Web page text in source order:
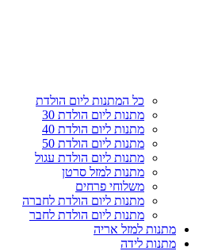
כל המתנות ליום הולדת
מתנות ליום הולדת 30
מתנות ליום הולדת 40
מתנות ליום הולדת 50
מתנות ליום הולדת עגול
מתנות למזל סרטן
משלוחי פרחים
מתנות ליום הולדת לחברה
מתנות ליום הולדת לחבר
מתנות למזל אריה
מתנות לידה